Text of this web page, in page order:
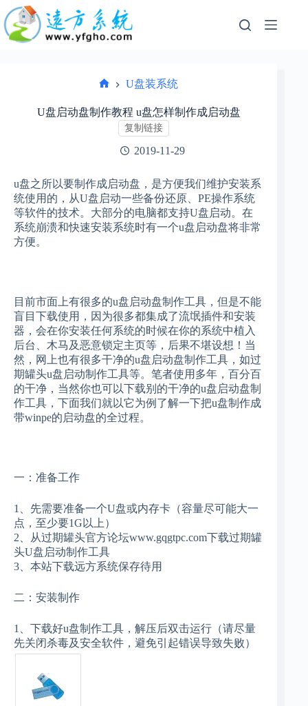
过
内
页
U盘装系统
U盘启动盘制作教程 u盘怎样制作成启动盘
复制链接
2019-11-29
u盘之所以要制作成启动盘，是方便我们维护安装系
统使用的，从U盘启动一些备份还原、PE操作系统
等软件的技术。大部分的电脑都支持U盘启动。在
系统崩溃和快速安装系统时有一个u盘启动盘将非常
方便。
目前市面上有很多的u盘启动盘制作工具，但是不能
盲目下载使用，因为很多都集成了流氓插件和安装
器，会在你安装任何系统的时候在你的系统中植入
后台、木马及恶意锁定主页等，后果不堪设想！当
然，网上也有很多干净的u盘启动盘制作工具，如过
期罐头u盘启动制作工具等。笔者使用多年，百分百
的干净，当然你也可以下载别的干净的u盘启动盘制
作工具，下面我们就以它为例了解一下把u盘制作成
带winpe的启动盘的全过程。
一：准备工作
1、先需要准备一个U盘或内存卡（容量尽可能大一
点，至少要1G以上）
2、从过期罐头官方论坛www.gqgtpc.com下载过期罐
头U盘启动制作工具
3、本站下载远方系统保存待用
二：安装制作
1、下载好u盘制作工具，解压后双击运行（请尽量
先关闭杀毒及安全软件，避免引起错误导致失败）